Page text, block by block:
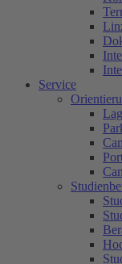
Service